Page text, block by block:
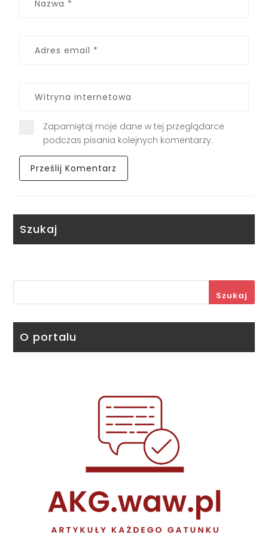
Zapamiętaj moje dane w tej przeglądarce
podczas pisania kolejnych komentarzy.
Szukaj
Szukaj
O portalu